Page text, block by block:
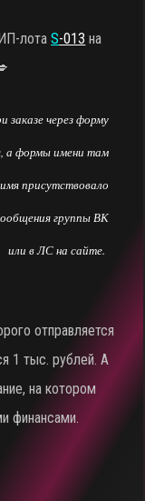
лотаS-013 на
через форму
а формы имени там
присутствовало
группы ВК
или в ЛС на сайте.
отправляется
1 тыс. рублей. А
на котором
финансами.